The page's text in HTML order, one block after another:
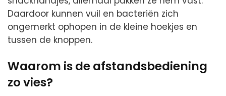
Daardoor kunnen vuil en bacteriën zich
ongemerkt ophopen in de kleine hoekjes en
tussen de knoppen.
Waarom is de afstandsbediening
zo vies?